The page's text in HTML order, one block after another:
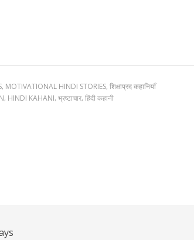
, MOTIVATIONAL HINDI STORIES, शिक्षाप्रद कहानियाँ
, HINDI KAHANI, भ्रष्टाचार, हिंदी कहानी